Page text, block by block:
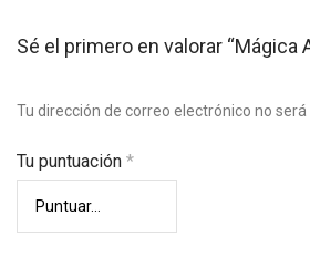
Sé el primero en valorar “Mágica
Tu dirección de correo electrónico no será
Tu puntuación *